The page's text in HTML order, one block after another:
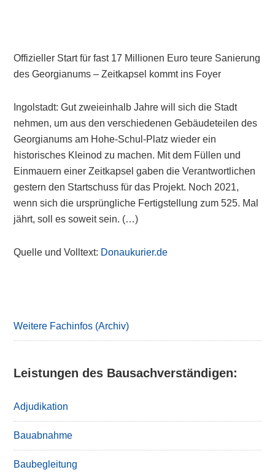
Offizieller Start für fast 17 Millionen Euro teure Sanierung
des Georgianums – Zeitkapsel kommt ins Foyer
Ingolstadt: Gut zweieinhalb Jahre will sich die Stadt
nehmen, um aus den verschiedenen Gebäudeteilen des
Georgianums am Hohe-Schul-Platz wieder ein
historisches Kleinod zu machen. Mit dem Füllen und
Einmauern einer Zeitkapsel gaben die Verantwortlichen
gestern den Startschuss für das Projekt. Noch 2021,
wenn sich die ursprüngliche Fertigstellung zum 525. Mal
jährt, soll es soweit sein. (…)
Quelle und Volltext: Donaukurier.de
Weitere Fachinfos (Archiv)
Leistungen des Bausachverständigen:
Adjudikation
Bauabnahme
Baubegleitung